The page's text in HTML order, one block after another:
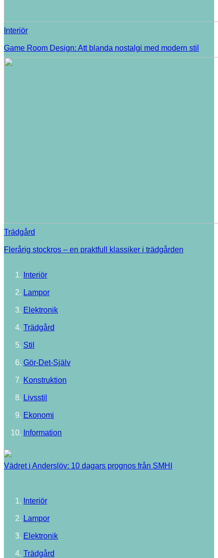
Interiör
Game Room Design: Att blanda nostalgi med modern stil
Trädgård
Flerårig stockros – en praktfull klassiker i trädgården
Interiör
Lampor
Elektronik
Trädgård
Stil
Gör-Det-Själv
Konstruktion
Livsstil
Ekonomi
Information
Vädret i Anderslöv: 10 dagars prognos från SMHI
Interiör
Lampor
Elektronik
Trädgård